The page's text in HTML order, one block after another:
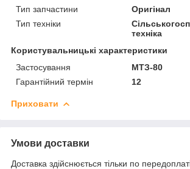
Тип запчастини
Оригінал
Тип техніки
техніка
Користувальницькі характеристики
Застосування
МТЗ-80
Гарантійний термін
12
Приховати
Умови доставки
Доставка здійснюється тільки по